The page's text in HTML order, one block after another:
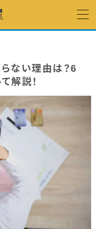
ない理由は？6
解説！